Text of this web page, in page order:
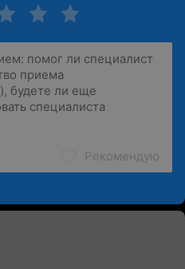
Рекомендую